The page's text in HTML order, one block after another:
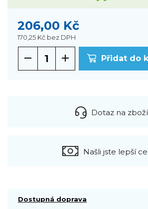
206,00 Kč
170,25 Kč bez DPH
Přidat do
Dotaz na zboží
Našli jste lepší
Dostupná doprava